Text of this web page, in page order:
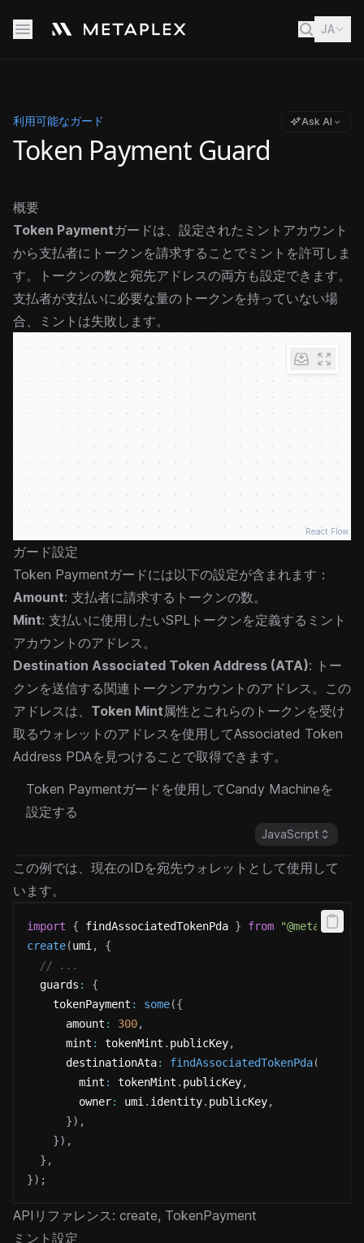
JA
利用可能なガード
Token Payment Guard
Ask AI
概要
Token Paymentガードは、設定されたミントアカウント
から支払者にトークンを請求することでミントを許可しま
す。トークンの数と宛先アドレスの両方も設定できます。
支払者が支払いに必要な量のトークンを持っていない場
合、ミントは失敗します。
React Flow
ガード設定
Token Paymentガードには以下の設定が含まれます：
Amount: 支払者に請求するトークンの数。
Mint: 支払いに使用したいSPLトークンを定義するミント
アカウントのアドレス。
Destination Associated Token Address (ATA): トー
クンを送信する関連トークンアカウントのアドレス。この
アドレスは、 Token Mint属性とこれらのトークンを受け
取るウォレットのアドレスを使用してAssociated Token
Address PDAを見つけることで取得できます。
Token Paymentガードを使用してCandy Machineを
設定する
JavaScript
この例では、現在のIDを宛先ウォレットとして使用して
います。
import { findAssociatedTokenPda } from
"@metaplex-
create(umi ,
{
// ...
  guards
:
{
    tokenPayment
: some({
      amount
: 300,
      mint
: tokenMint . publicKey,
      destinationAta
: findAssociatedTokenPda(
        mint
: tokenMint . publicKey,
        owner
: umi . identity. publicKey,
}) ,
}) ,
} ,
}) ;
APIリファレンス: create, TokenPayment
ミント設定